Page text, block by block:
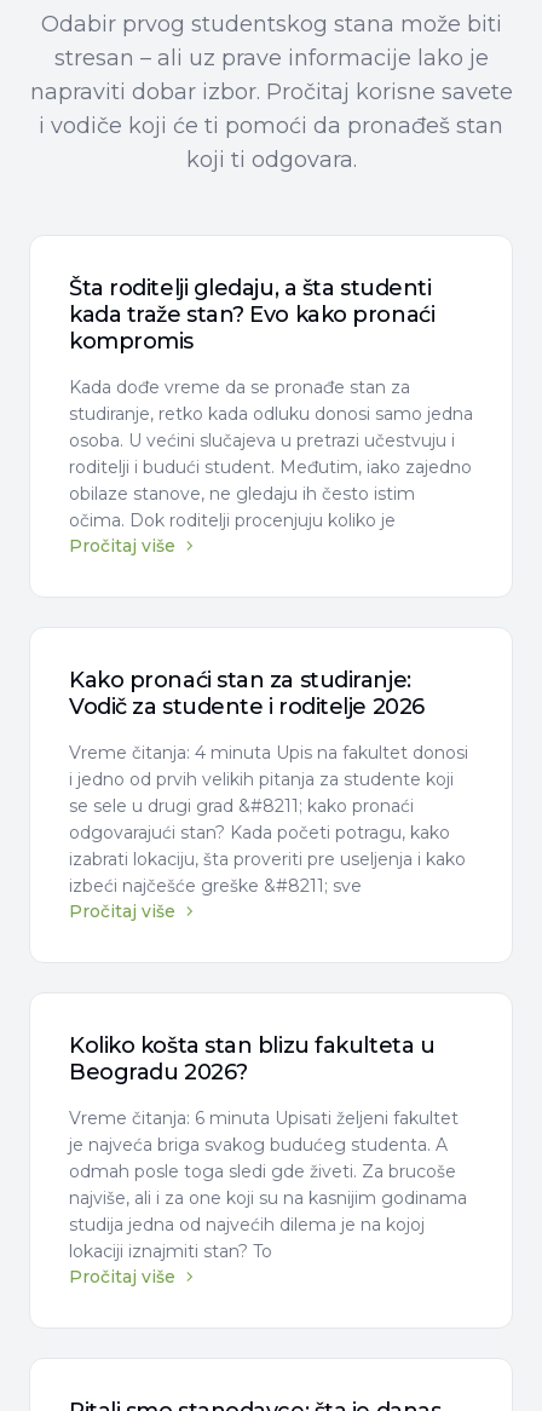
Odabir prvog studentskog stana može biti
stresan – ali uz prave informacije lako je
napraviti dobar izbor. Pročitaj korisne savete
i vodiče koji će ti pomoći da pronađeš stan
koji ti odgovara.
Šta roditelji gledaju, a šta studenti
kada traže stan? Evo kako pronaći
kompromis
Kada dođe vreme da se pronađe stan za
studiranje, retko kada odluku donosi samo jedna
osoba. U većini slučajeva u pretrazi učestvuju i
roditelji i budući student. Međutim, iako zajedno
obilaze stanove, ne gledaju ih često istim
očima. Dok roditelji procenjuju koliko je
Pročitaj više
Kako pronaći stan za studiranje:
Vodič za studente i roditelje 2026
Vreme čitanja: 4 minuta Upis na fakultet donosi
i jedno od prvih velikih pitanja za studente koji
se sele u drugi grad &#8211; kako pronaći
odgovarajući stan? Kada početi potragu, kako
izabrati lokaciju, šta proveriti pre useljenja i kako
izbeći najčešće greške &#8211; sve
Pročitaj više
Koliko košta stan blizu fakulteta u
Beogradu 2026?
Vreme čitanja: 6 minuta Upisati željeni fakultet
je najveća briga svakog budućeg studenta. A
odmah posle toga sledi gde živeti. Za brucoše
najviše, ali i za one koji su na kasnijim godinama
studija jedna od najvećih dilema je na kojoj
lokaciji iznajmiti stan? To
Pročitaj više